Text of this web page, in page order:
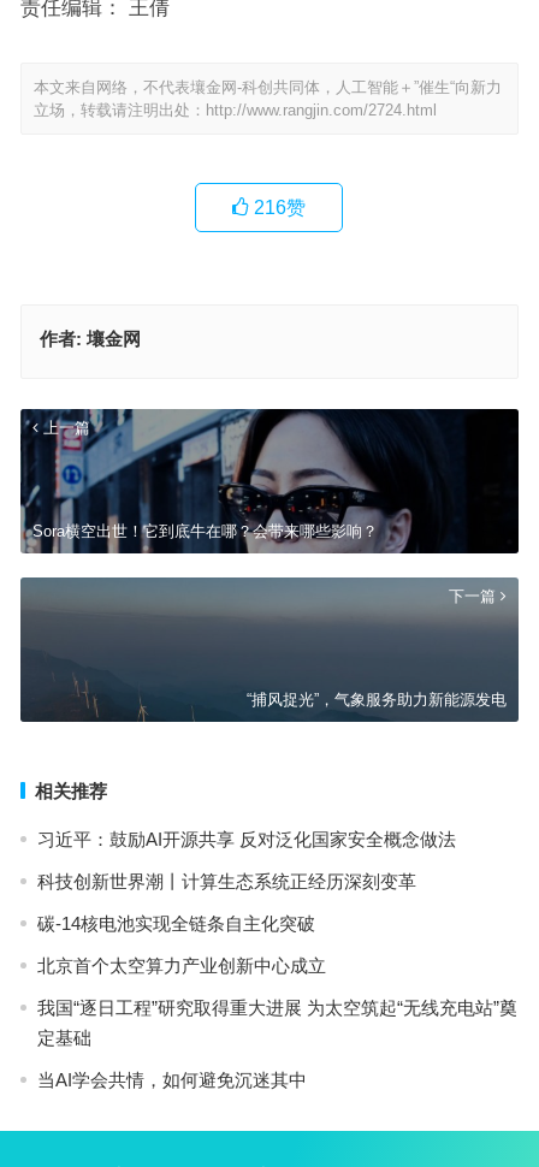
责任编辑： 王倩
本文来自网络，不代表壤金网-科创共同体，人工智能＋”催生“向新力
立场，转载请注明出处： http://www.rangjin.com/2724.html
216赞
作者: 壤金网
上一篇
Sora横空出世！它到底牛在哪？会带来哪些影响？
下一篇
“捕风捉光”，气象服务助力新能源发电
相关推荐
习近平：鼓励AI开源共享 反对泛化国家安全概念做法
科技创新世界潮丨计算生态系统正经历深刻变革
碳-14核电池实现全链条自主化突破
北京首个太空算力产业创新中心成立
我国“逐日工程”研究取得重大进展 为太空筑起“无线充电站”奠
定基础
当AI学会共情，如何避免沉迷其中